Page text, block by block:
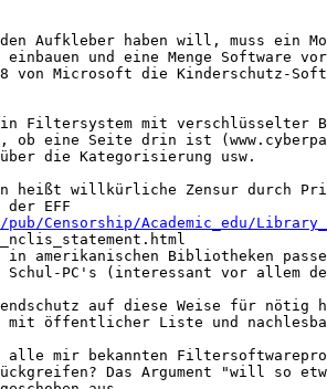
Aufkleber haben will, muss ein
einbauen und eine Menge Software
98 von Microsoft die Kinderschutz-
Filtersystem mit verschlüsselter
ob eine Seite drin ist
die Kategorisierung usw.
heißt willkürliche Zensur durch
Censorship/Academic_edu/
amerikanischen Bibliotheken
PC's (interessant vor allem
auf diese Weise für
mit öffentlicher Liste und
alle mir bekannten
Das Argument "will so